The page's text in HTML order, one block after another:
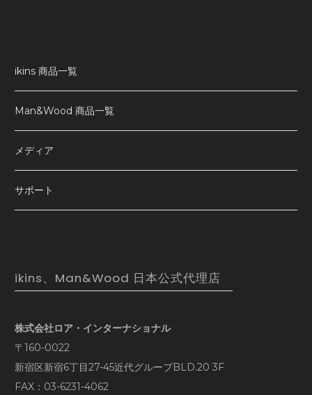
ikins 商品一覧
Man&Wood 商品一覧
メディア
サポート
ikins、Man&Wood 日本公式代理店
株式会社ロア・インターナショナル
〒160-0022
新宿区新宿6丁目27-45近代グループBLD.20 3F
FAX：03-6231-4062